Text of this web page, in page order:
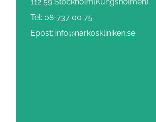
Tel: 08-737 00 75
Epost: info@narkoskliniken.se